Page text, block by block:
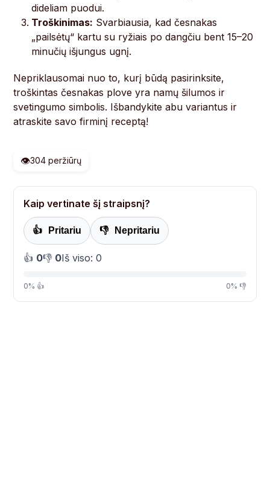
dideliam puodui.
Troškinimas: Svarbiausia, kad česnakas
„pailsėtų“ kartu su ryžiais po dangčiu bent 15–20
minučių išjungus ugnį.
Nepriklausomai nuo to, kurį būdą pasirinksite,
troškintas česnakas plove yra namų šilumos ir
svetingumo simbolis. Išbandykite abu variantus ir
atraskite savo firminį receptą!
👁️304 peržiūrų
Kaip vertinate šį straipsnį?
👍 Pritariu 👎 Nepritariu
👍 0👎 0Iš viso: 0
0% 👍 0% 👎